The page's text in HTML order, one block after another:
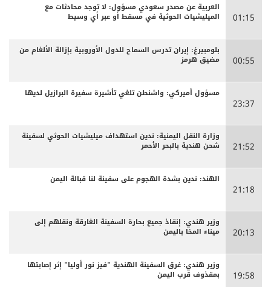
01:15
العربية عن مصدر سعودي مسؤول: لا توجد محادثات مع
الميليشيات الحوثية في مسقط أو عبر أي وسيط
00:55
بلومبيرغ: إيران تدرس السماح للدول الأوروبية بإزالة الألغام من
مضيق هرمز
23:37
مسؤول أميركي: واشنطن تلغي تأشيرة سفيرة البرازيل لديها
21:52
وزارة النقل اليمنية: ندين استهداف ميليشيات الحوثي لسفينة
شحن هندية بالبحر الأحمر
21:18
الهند: ندين بشدة الهجوم على سفينة لنا قبالة اليمن
20:13
وزير هندي: إنقاذ جميع بحارة السفينة الغارقة ونقلهم إلى
ميناء المخا باليمن
19:58
وزير هندي: غرق السفينة الهندية "فيز نور أوليا" إثر إصابتها
بمقذوف قرب اليمن